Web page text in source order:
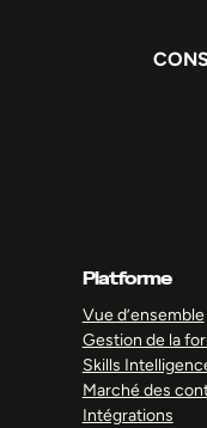
Platforme
Vue d’ensemble
Gestion de la
Skills
Marché des
Intégrations